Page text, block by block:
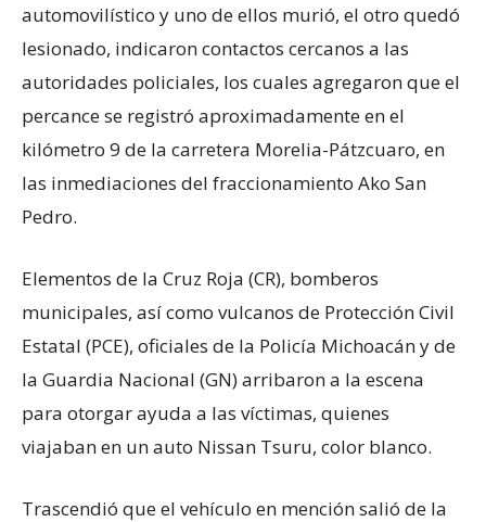
automovilístico y uno de ellos murió, el otro quedó
lesionado, indicaron contactos cercanos a las
autoridades policiales, los cuales agregaron que el
percance se registró aproximadamente en el
kilómetro 9 de la carretera Morelia-Pátzcuaro, en
las inmediaciones del fraccionamiento Ako San
Pedro.
Elementos de la Cruz Roja (CR), bomberos
municipales, así como vulcanos de Protección Civil
Estatal (PCE), oficiales de la Policía Michoacán y de
la Guardia Nacional (GN) arribaron a la escena
para otorgar ayuda a las víctimas, quienes
viajaban en un auto Nissan Tsuru, color blanco.
Trascendió que el vehículo en mención salió de la